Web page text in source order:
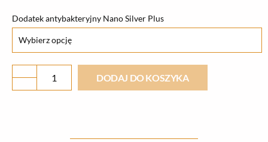
Dodatek antybakteryjny Nano Silver Plus
DODAJ DO KOSZYKA